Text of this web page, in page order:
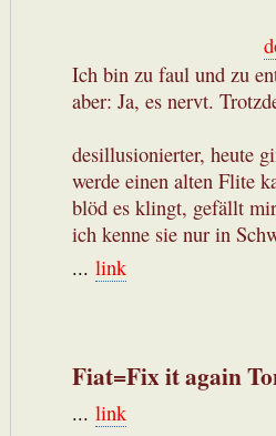
Ich bin zu faul und zu
aber: Ja, es nervt.
desillusionierter, heute
werde einen alten Flite
blöd es klingt, gefällt
ich kenne sie nur in
... link
Fiat=Fix it again
... link